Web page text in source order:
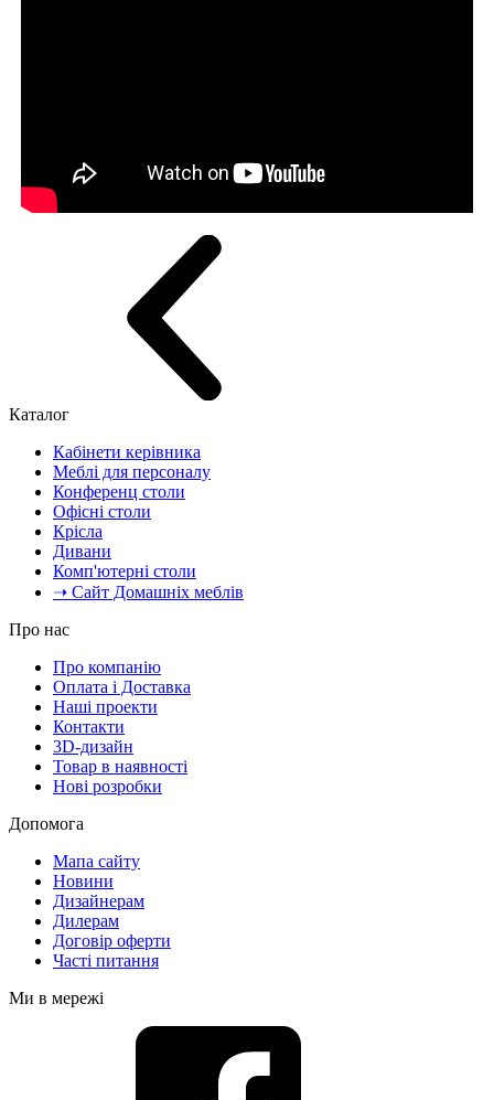
Каталог
Кабінети керівника
Меблі для персоналу
Конференц столи
Офісні столи
Крісла
Дивани
Комп'ютерні столи
➝ Сайт Домашніх меблів
Про нас
Про компанію
Оплата і Доставка
Наші проекти
Контакти
3D-дизайн
Товар в наявності
Нові розробки
Допомога
Мапа сайту
Новини
Дизайнерам
Дилерам
Договір оферти
Часті питання
Ми в мережі